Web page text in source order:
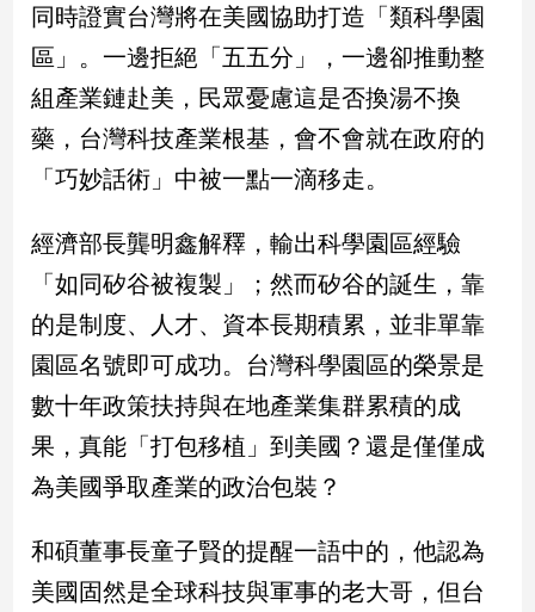
焦
觀
點
民
調
會
點
觀
點
兩
岸/
際
會/
同時證實台灣將在美國協助打造「類科學園
區」。一邊拒絕「五五分」，一邊卻推動整
組產業鏈赴美，民眾憂慮這是否換湯不換
藥，台灣科技產業根基，會不會就在政府的
「巧妙話術」中被一點一滴移走。
經濟部長龔明鑫解釋，輸出科學園區經驗
「如同矽谷被複製」；然而矽谷的誕生，靠
的是制度、人才、資本長期積累，並非單靠
園區名號即可成功。台灣科學園區的榮景是
數十年政策扶持與在地產業集群累積的成
果，真能「打包移植」到美國？還是僅僅成
為美國爭取產業的政治包裝？
和碩董事長童子賢的提醒一語中的，他認為
美國固然是全球科技與軍事的老大哥，但台